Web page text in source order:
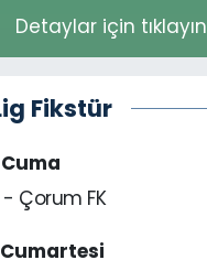
Detaylar için tıklayın
Fikstür
Çorum FK